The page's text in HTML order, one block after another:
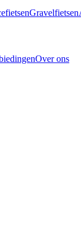
Gravelfietsen
Over ons